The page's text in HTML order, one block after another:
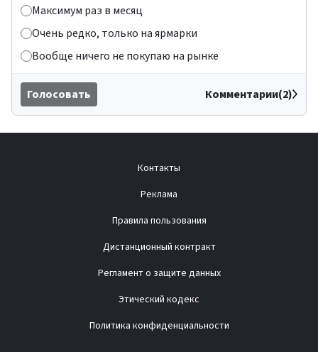
Максимум раз в месяц
Очень редко, только на ярмарки
Вообще ничего не покупаю на рынке
Голосовать Комментарии(2)
Контакты
Реклама
Правила пользования
Дистанционный контракт
Регламент о защите данных
Этический кодекс
Политика конфиденциальности